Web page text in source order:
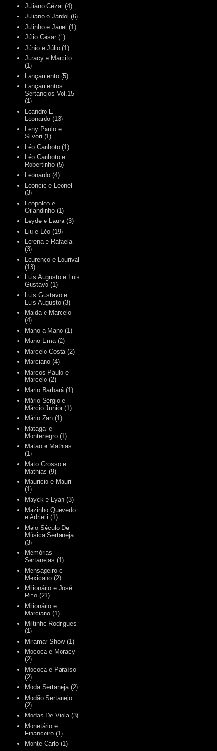
Juliano Cézar (4)
Juliano e Jardel (6)
Julinho e Janel (1)
Júlio César (1)
Júnio e Júlio (1)
Juracy e Marcito
(1)
Lançamento (5)
Lançamentos
Sertanejos Vol.15
(1)
Leandro E
Leonardo (13)
Leny Paulo e
Silveri (1)
Léo Canhoto (1)
Léo Canhoto e
Robertinho (5)
Leonardo (4)
Leoncio e Leonel
(3)
Leopoldo e
Orlandinho (1)
Leyde e Laura (3)
Liu e Léo (19)
Lorena e Rafaela
(3)
Lourenço e Lourival
(13)
Luis Augusto e Luis
Gustavo (1)
Luis Gustavo e
Luis Augusto (3)
Maida e Marcelo
(4)
Mano a Mano (1)
Mano Lima (2)
Marcelo Costa (2)
Marciano (4)
Marcos Paulo e
Marcelo (2)
Mario Barbará (1)
Mário Sérgio e
Márcio Junior (1)
Mário Zan (1)
Matagal e
Montenegro (1)
Matão e Mathias
(1)
Mato Grosso e
Mathias (9)
Mauricio e Mauri
(1)
Mayck e Lyan (3)
Mazinho Quevedo
e Adrielli (1)
Meio Século De
Música Sertaneja
(3)
Memórias
Sertanejas (1)
Mensageiro e
Mexicano (2)
Milionário e José
Rico (21)
Milionário e
Marciano (1)
Miltinho Rodrigues
(1)
Miramar Show (1)
Mococa e Moracy
(2)
Mococa e Paraíso
(2)
Moda Sertaneja (2)
Modão Sertanejo
(2)
Modas De Viola (3)
Monetário e
Financeiro (1)
Monte Carlo (1)